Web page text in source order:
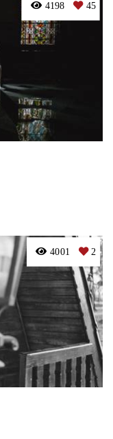
4198 45
4001 2